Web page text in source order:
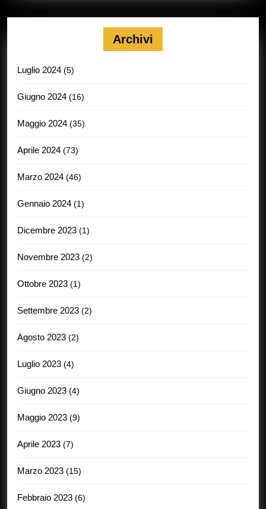
Archivi
Luglio 2024 (5)
Giugno 2024 (16)
Maggio 2024 (35)
Aprile 2024 (73)
Marzo 2024 (46)
Gennaio 2024 (1)
Dicembre 2023 (1)
Novembre 2023 (2)
Ottobre 2023 (1)
Settembre 2023 (2)
Agosto 2023 (2)
Luglio 2023 (4)
Giugno 2023 (4)
Maggio 2023 (9)
Aprile 2023 (7)
Marzo 2023 (15)
Febbraio 2023 (6)